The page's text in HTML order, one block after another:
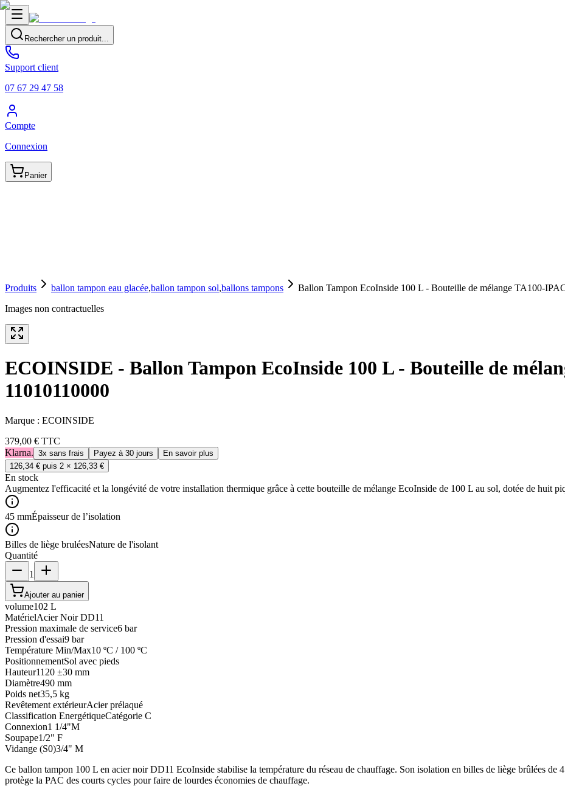
Rechercher un produit...
Support client
07 67 29 47 58
Compte
Connexion
Panier
Produits ballon tampon eau glacée,ballon tampon sol,ballons tampons
Ballon Tampon EcoInside 100 L - Bouteille de mélange TA100-
Images non contractuelles
ECOINSIDE - Ballon Tampon EcoInside 100 L - Bouteille de
11010110000
Marque : ECOINSIDE
379,00 € TTC
Klarna. 3x sans frais Payez à 30 jours
En savoir plus
126,34 € puis 2 × 126,33 €
En stock
Augmentez l'efficacité et la longévité de votre installation thermique grâce à cette bouteille de mélange EcoInside de 100 L au sol, dotée de huit
45 mmÉpaisseur de l’isolation
Billes de liège bruléesNature de l'isolant
Quantité
1
Ajouter au panier
volume102 L
MatérielAcier Noir DD11
Pression maximale de service6 bar
Pression d'essai9 bar
Température Min/Max10 ºC / 100 ºC
PositionnementSol avec pieds
Hauteur1120 ±30 mm
Diamètre490 mm
Poids net35,5 kg
Revêtement extérieurAcier prélaqué
Classification EnergétiqueCatégorie C
Connexion1 1/4"M
Soupape1/2" F
Vidange (S0)3/4" M
Ce ballon tampon 100 L en acier noir DD11 EcoInside stabilise la température du réseau de chauffage. Son isolation en billes de liège brûlées de
protège la PAC des courts cycles pour faire de lourdes économies de chauffage.